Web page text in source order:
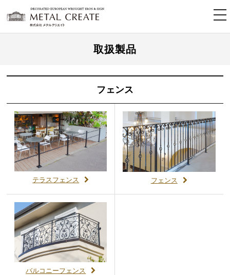
取扱製品
フェンス
テラスフェンス フェンス
バルコニーフェンス